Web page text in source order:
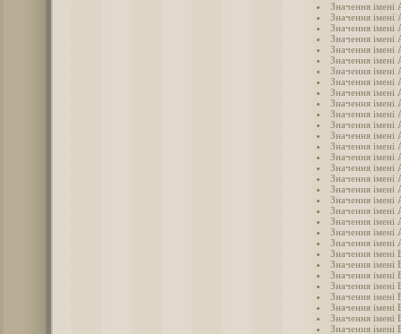
Значення імені
Значення імені
Значення імені
Значення імені
Значення імені
Значення імені
Значення імені
Значення імені
Значення імені
Значення імені
Значення імені
Значення імені
Значення імені
Значення імені
Значення імені
Значення імені
Значення імені
Значення імені
Значення імені
Значення імені
Значення імені
Значення імені
Значення імені
Значення імені
Значення імені
Значення імені
Значення імені
Значення імені
Значення імені
Значення імені
Значення імені